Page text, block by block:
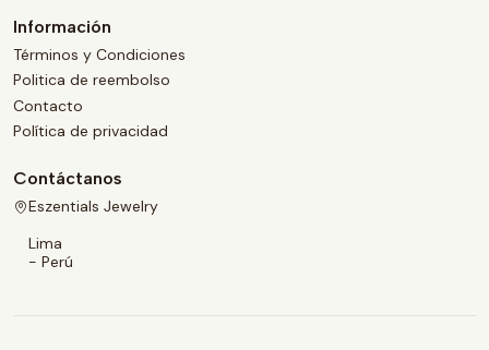
Información
Términos y Condiciones
Politica de reembolso
Contacto
Política de privacidad
Contáctanos
Eszentials Jewelry
Lima
- Perú